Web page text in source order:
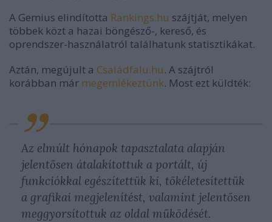
A Gemius elindította Rankings.hu szájtját, melyen
többek közt a hazai böngésző-, kereső, és
oprendszer-használatról találhatunk statisztikákat.
Aztán, megújult a Családfalu.hu. A szájtról
korábban már megemlékeztünk. Most ezt küldték:
Az elmúlt hónapok tapasztalata alapján
jelentősen átalakítottuk a portált, új
funkciókkal egészítettük ki, tökéletesítettük
a grafikai megjelenítést, valamint jelentősen
meggyorsítottuk az oldal működését.